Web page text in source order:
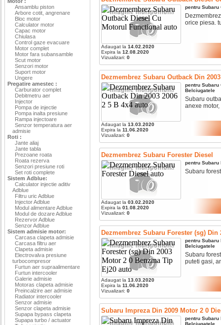
Ansamblu piston
Arbore cotit, angrenare
Bloc motor
Calculator motor
Capac motor
Chiulasa
Control gaze evacuare
Motor complet
Motor fara subansamble
Scut motor
Senzori motor
Suport motor
Ungere
Pregatire amestec :
Carburator complet
Debitmetru aer
Injector
Pompa de injectie
Pompa inalta presiune
Rampa injectoare
Senzor temperatura aer
admisie
Roti :
Jante aliaj
Jante tabla
Prezoane roata
Roata rezerva
Senzori presiune roti
Set roti complete
Sistem Adblue:
Calculator injectie aditiv
Adblue
Filtru uric Adblue
Injector Adblue
Modul alimentare Adblue
Modul de dozare Adblue
Rezervor Adblue
Senzor Adblue
Sistem admisie motor:
Carcasa clapeta admisie
Carcasa filtru aer
Clapeta admisie
Electrovalva presiune
turbocompresor
Furtun aer supraalimentare
Furtun intercooler
Galerie admisie
Motoras clapeta admisie
Preincalzire aer admisie
Radiator intercooler
Senzor admisie
Senzor clapeta admisie
Supapa bypass clapeta
Supapa turbo / actuator
Adaugat la 14.02.2020
Expira la 12.08.2020
Vizualizari: 0
pentru Subaru
orice piesa.
Dezmembrez Subaru Outback Din
Adaugat la 13.03.2020
Expira la 11.06.2020
Vizualizari: 0
pentru Subaru
Belciugatele
Subaru
anexe motor,
Dezmembrez Subaru Forester Diesel
Adaugat la 03.02.2020
Expira la 01.08.2020
Vizualizari: 0
pentru Subaru
Subaru
Dezmembrez Subaru Forester (sg)
Adaugat la 13.03.2020
Expira la 11.06.2020
Vizualizari: 0
pentru Subaru
Belciugatele
Subaru
puteti gasi,
Subaru Impreza Din 2009 Motor 2 0
pentru Subaru
Belciugatele